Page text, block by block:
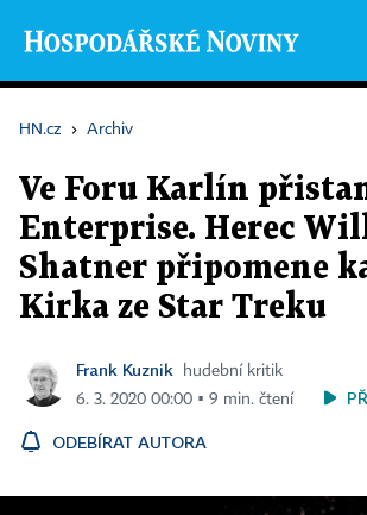
HN.cz › Archiv
Ve Foru Karlín
Enterprise. Herec
Shatner připomene
Kirka ze Star Treku
Frank Kuznik
hudební kritik
6. 3. 2020 00:00 ▪ 9 min. čtení
ODEBÍRAT AUTORA